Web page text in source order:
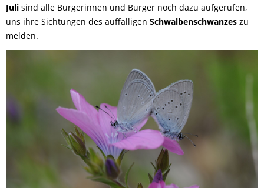
Juli sind alle Bürgerinnen und Bürger noch dazu aufgerufen,
uns ihre Sichtungen des auffälligen Schwalbenschwanzes zu
melden.